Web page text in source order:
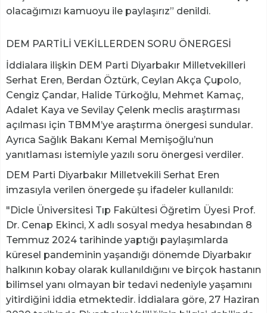
olacağımızı kamuoyu ile paylaşırız” denildi.
DEM PARTİLİ VEKİLLERDEN SORU ÖNERGESİ
İddialara ilişkin DEM Parti Diyarbakır Milletvekilleri
Serhat Eren, Berdan Öztürk, Ceylan Akça Çupolo,
Cengiz Çandar, Halide Türkoğlu, Mehmet Kamaç,
Adalet Kaya ve Sevilay Çelenk meclis araştırması
açılması için TBMM’ye araştırma önergesi sundular.
Ayrıca Sağlık Bakanı Kemal Memişoğlu’nun
yanıtlaması istemiyle yazılı soru önergesi verdiler.
DEM Parti Diyarbakır Milletvekili Serhat Eren
imzasıyla verilen önergede şu ifadeler kullanıldı:
"Dicle Üniversitesi Tıp Fakültesi Öğretim Üyesi Prof.
Dr. Cenap Ekinci, X adlı sosyal medya hesabından 8
Temmuz 2024 tarihinde yaptığı paylaşımlarda
küresel pandeminin yaşandığı dönemde Diyarbakır
halkının kobay olarak kullanıldığını ve birçok hastanın
bilimsel yanı olmayan bir tedavi nedeniyle yaşamını
yitirdiğini iddia etmektedir. İddialara göre, 27 Haziran